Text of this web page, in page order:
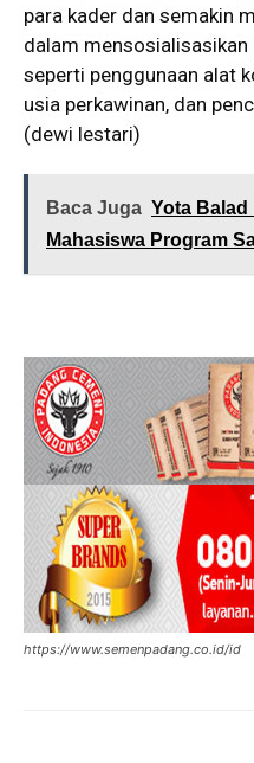
para kader dan semakin
dalam mensosialisasikan
seperti penggunaan alat
usia perkawinan, dan
(dewi lestari)
Baca Juga Yota Balad
Mahasiswa Program
https://www.semenpadang.co.id/id